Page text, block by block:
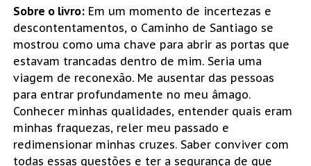
Sobre o livro:Em um momento de incertezas e
descontentamentos, o Caminho de Santiago se
mostrou como uma chave para abrir as portas que
estavam trancadas dentro de mim. Seria uma
viagem de reconexão. Me ausentar das pessoas
para entrar profundamente no meu âmago.
Conhecer minhas qualidades, entender quais eram
minhas fraquezas, reler meu passado e
redimensionar minhas cruzes. Saber conviver com
todas essas questões e ter a segurança de que